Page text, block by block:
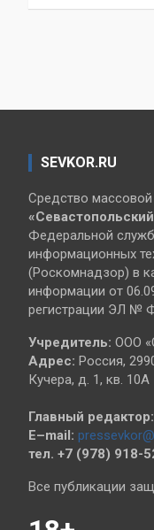
SEVKOR.RU
Средство
«Севастопольский
Федеральной
информационных
(Роскомнадзор) в
информации от
регистрации ЭЛ №
Учредитель: ООО
Адрес: Россия,
Кучера, д. 1, кв. 10А
Главный редактор:
E–mail:
тел. +7 (978) 918-
Все публикации